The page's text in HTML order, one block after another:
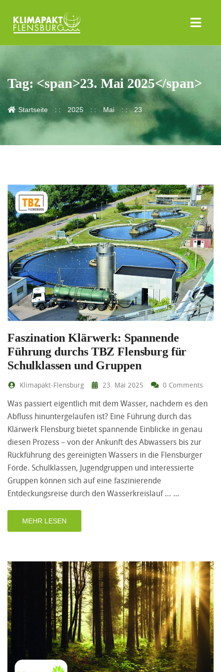
Tag: <span>23. Mai 2025</span>
Startseite 2025 Mai 23
Faszination Klärwerk: Spannende
Führung durchs TBZ Flensburg für
Schulklassen und Gruppen
Klimapakt-Flensburg 23. Mai 2025 0 Comments
Was passiert eigentlich mit dem Wasser, nachdem es den
Abfluss hinuntergelaufen ist? Eine Führung durch das
Klärwerk Flensburg bietet spannende Einblicke in genau
diesen Prozess – von der Ankunft des Abwassers bis zur
Rückführung des gereinigten Wassers in die Flensburger
Förde. Schulklassen, Jugendgruppen und interessierte
Gruppen können sich auf eine faszinierende
Entdeckungsreise durch den Wasserkreislauf …
MEHR LESEN